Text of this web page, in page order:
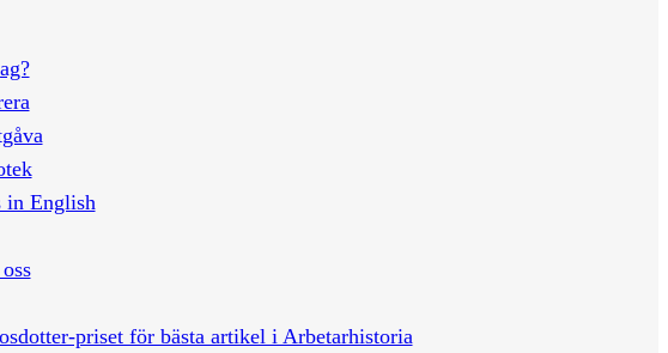
in English
priset för bästa artikel i Arbetarhistoria